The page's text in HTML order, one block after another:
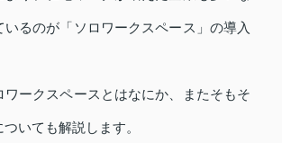
るのが「ソロワークスペース」の導入
ワークスペースとはなにか、またそもそ
いても解説します。